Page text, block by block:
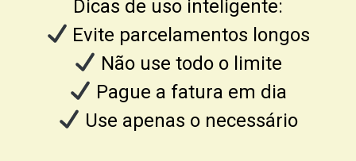
Dicas de uso inteligente:
Evite parcelamentos longos
Não use todo o limite
Pague a fatura em dia
Use apenas o necessário